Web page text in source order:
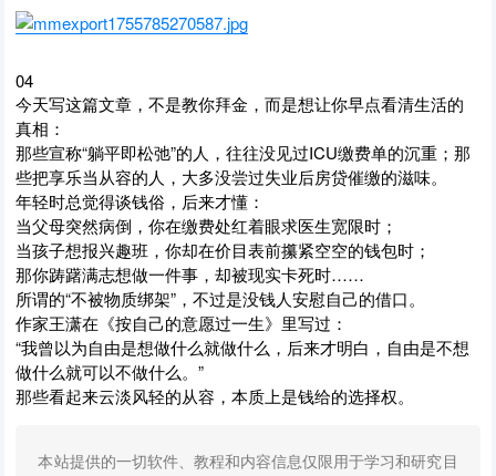
04
今天写这篇文章，不是教你拜金，而是想让你早点看清生活的
真相：
那些宣称“躺平即松弛”的人，往往没见过ICU缴费单的沉重；那
些把享乐当从容的人，大多没尝过失业后房贷催缴的滋味。
年轻时总觉得谈钱俗，后来才懂：
当父母突然病倒，你在缴费处红着眼求医生宽限时；
当孩子想报兴趣班，你却在价目表前攥紧空空的钱包时；
那你踌躇满志想做一件事，却被现实卡死时……
所谓的“不被物质绑架”，不过是没钱人安慰自己的借口。
作家王潇在《按自己的意愿过一生》里写过：
“我曾以为自由是想做什么就做什么，后来才明白，自由是不想
做什么就可以不做什么。”
那些看起来云淡风轻的从容，本质上是钱给的选择权。
本站提供的一切软件、教程和内容信息仅限用于学习和研究目